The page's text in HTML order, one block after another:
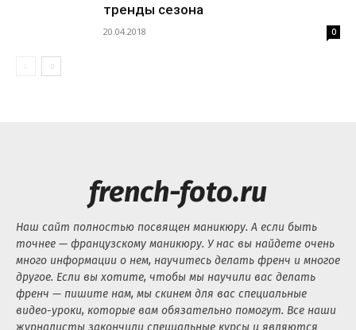
тренды сезона
20.04.2018 0
french-foto.ru
Наш сайт полностью посвящен маникюру. А если быть
точнее — французскому маникюру. У нас вы найдете очень
много информации о нем, научитесь делать френч и многое
другое. Если вы хотите, чтобы мы научили вас делать
френч — пишите нам, мы скинем для вас специальные
видео-уроки, которые вам обязательно помогут. Все наши
журналисты закончили специальные курсы и являются